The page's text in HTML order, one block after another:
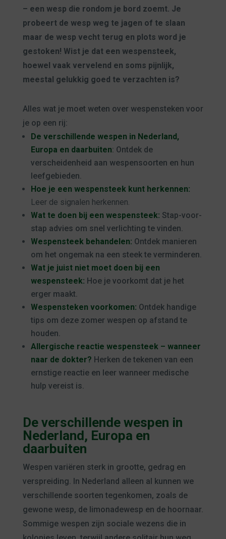
– een wesp die rondom je bord zoemt. Je
probeert de wesp weg te jagen of te slaan
maar de wesp vecht terug en plots word je
gestoken! Wist je dat een wespensteek,
hoewel vaak vervelend en soms pijnlijk,
meestal gelukkig goed te verzachten is?
Alles wat je moet weten over wespensteken voor
je op een rij:
De verschillende wespen in Nederland,
Europa en daarbuiten: Ontdek de
verscheidenheid aan wespensoorten en hun
leefgebieden.
Hoe je een wespensteek kunt herkennen:
Leer de signalen herkennen.
Wat te doen bij een wespensteek: Stap-voor-
stap advies om snel verlichting te vinden.
Wespensteek behandelen: Ontdek manieren
om het ongemak na een steek te verminderen.
Wat je juist niet moet doen bij een
wespensteek: Hoe je voorkomt dat je het
erger maakt.
Wespensteken voorkomen: Ontdek handige
tips om deze zomer wespen op afstand te
houden.
Allergische reactie wespensteek – wanneer
naar de dokter? Herken de tekenen van een
ernstige reactie en leer wanneer medische
hulp vereist is.
De verschillende wespen in
Nederland, Europa en
daarbuiten
Wespen variëren sterk in grootte, gedrag en
verspreiding. In Nederland alleen al kunnen we
verschillende soorten tegenkomen, zoals de
gewone wesp, de limonadewesp en de hoornaar.
Sommige wespen zijn sociale wezens die in